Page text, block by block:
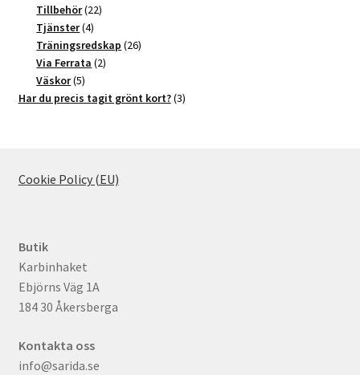
produkter
Tillbehör 2222
Tjänster 44
produkter
Träningsredskap 2626
Via Ferrata 22
Väskor 55
produkter
Har du precis tagit grönt kort? 33
Cookie Policy (EU)
Butik
Karbinhaket
Ebjörns Väg 1A
184 30 Åkersberga
Kontakta oss
info@sarida.se